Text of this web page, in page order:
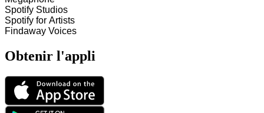
Spotify Studios
Spotify for Artists
Findaway Voices
Obtenir l'appli